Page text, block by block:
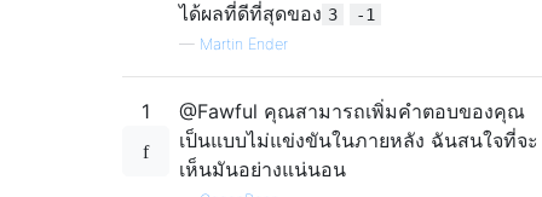
ได้ผลที่ดีที่สุดของ 3 -1
— Martin Ender
1
@Fawful คุณสามารถเพิ่มคำตอบของคุณ
เป็นแบบไม่แข่งขันในภายหลัง ฉันสนใจที่จะ
เห็นมันอย่างแน่นอน